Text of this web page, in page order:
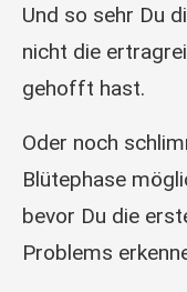
Und so sehr Du
nicht die
gehofft hast.
Oder noch
Blütephase
bevor Du die
Problems